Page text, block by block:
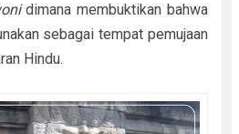
dimana membuktikan bahwa
sebagai tempat pemujaan
Hindu.